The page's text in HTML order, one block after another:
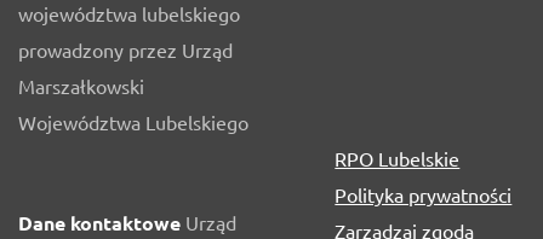
województwa lubelskiego
prowadzony przez Urząd
Marszałkowski
Województwa Lubelskiego
Dane kontaktowe Urząd
RPO Lubelskie
Polityka prywatności
Zarządzaj zgodą